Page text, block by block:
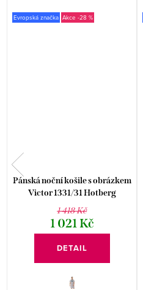
Evropská značka -28 %
Pánská noční košile s obrázkem
Victor 1331/31 Hotberg
1 418 Kč
1 021 Kč
DETAIL